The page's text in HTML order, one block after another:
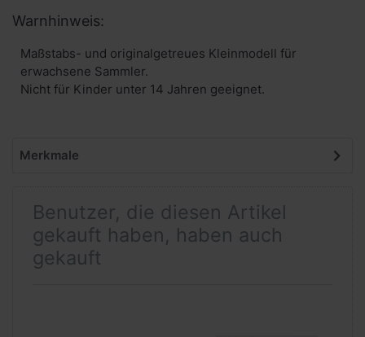
Warnhinweis:
Maßstabs- und originalgetreues Kleinmodell für
erwachsene Sammler.
Nicht für Kinder unter 14 Jahren geeignet.
Merkmale
Benutzer, die diesen Artikel
gekauft haben, haben auch
gekauft